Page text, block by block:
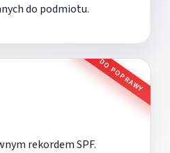
do podmiotu.
DO POPRAWY
rekordem SPF.